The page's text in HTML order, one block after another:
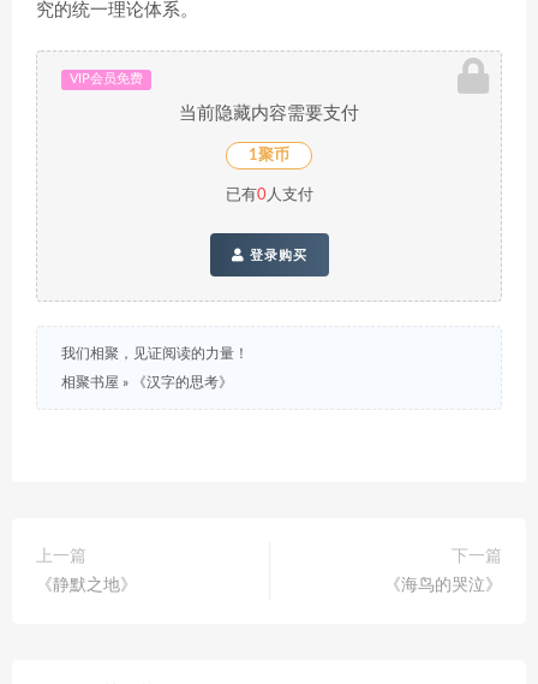
究的统一理论体系。
VIP会员免费
当前隐藏内容需要支付
1聚币
已有0人支付
登录购买
我们相聚，见证阅读的力量！
相聚书屋 » 《汉字的思考》
上一篇
《静默之地》
下一篇
《海鸟的哭泣》